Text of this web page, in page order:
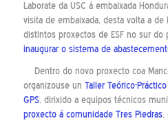
Laborate da USC á embaixada
visita de embaixada, desta volta a de
distintos proxectos de ESF no sur do
inaugurar o sistema de
Dentro do novo proxecto coa
organizouse un Taller Teórico-
GPS, dirixido a equipos técnicos
proxecto á comunidade Tres Piedras,